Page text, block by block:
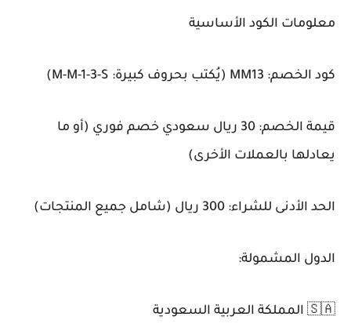
معلومات الكود الأساسية
كود الخصم: MM13 (يُكتب بحروف كبيرة: M-M-1-3-S)
قيمة الخصم: 30 ريال سعودي خصم فوري (أو ما
يعادلها بالعملات الأخرى)
الحد الأدنى للشراء: 300 ريال (شامل جميع المنتجات)
الدول المشمولة:
🇸🇦 المملكة العربية السعودية